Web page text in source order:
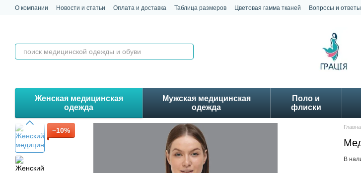
Перейти к основному контенту
О компании Новости и статьи Оплата и доставка Таблица размеров Цветовая гамма тканей Вопросы и ответы
Женская медицинская
одежда
Мужская медицинская
одежда
Поло и
флиски
−10%
В